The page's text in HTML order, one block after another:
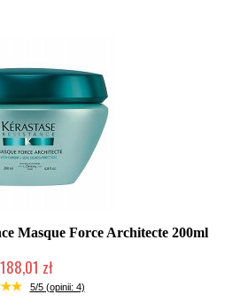
Masque Force Architecte 200ml
188,01 zł
(wysyłka w 24h)
5/5 (opinii: 4)